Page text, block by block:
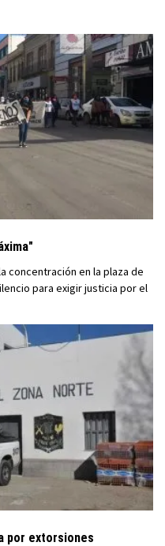
concentración en la plaza de
para exigir justicia por el
por extorsiones